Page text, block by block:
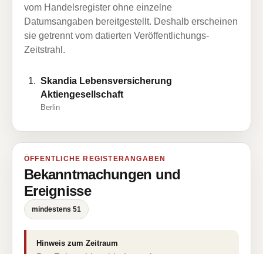
vom Handelsregister ohne einzelne
Datumsangaben bereitgestellt. Deshalb erscheinen
sie getrennt vom datierten Veröffentlichungs-
Zeitstrahl.
Skandia Lebensversicherung
Aktiengesellschaft
Berlin
ÖFFENTLICHE REGISTERANGABEN
Bekanntmachungen und
Ereignisse
mindestens 51
Hinweis zum Zeitraum